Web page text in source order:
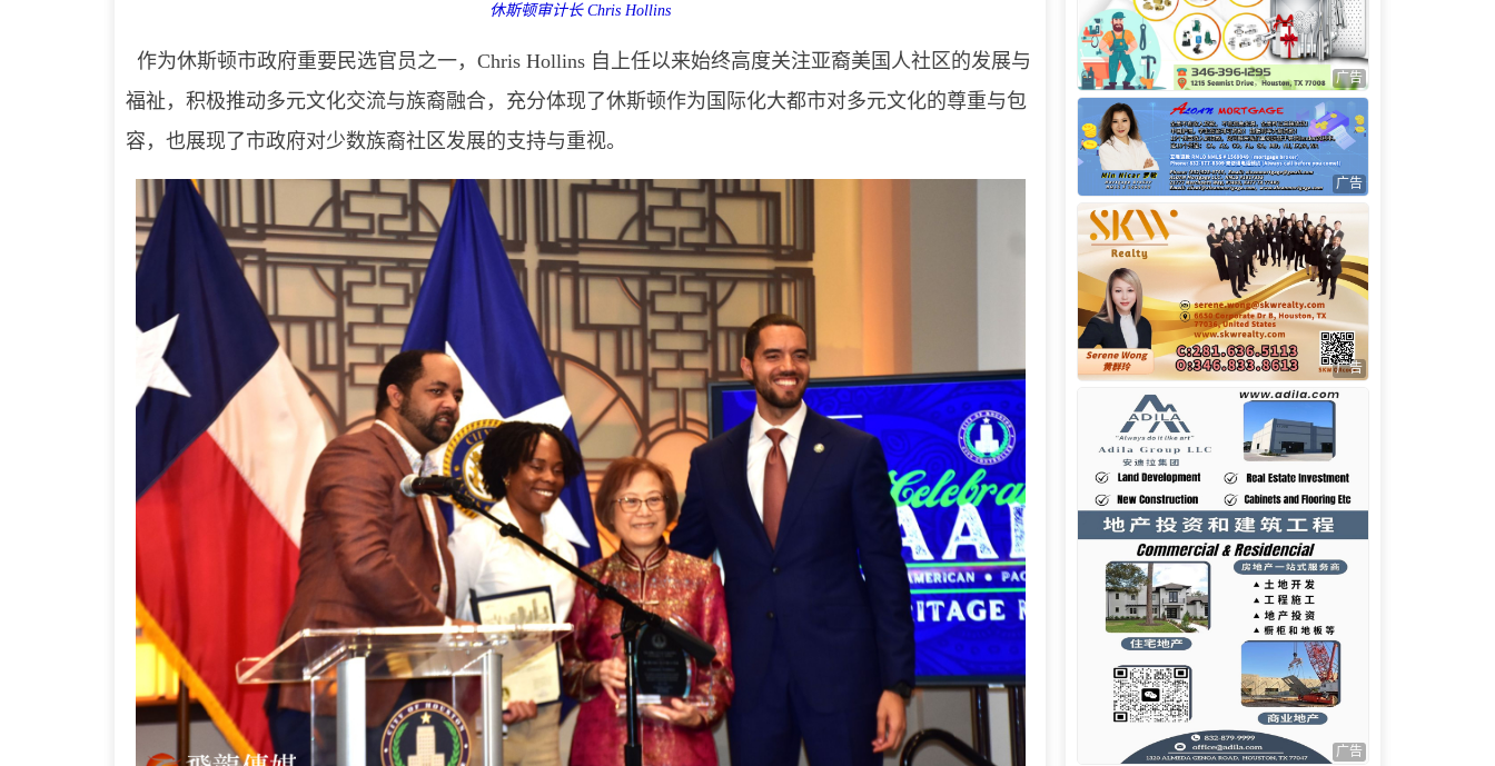
休斯顿审计长 Chris Hollins
作为休斯顿市政府重要民选官员之一，Chris Hollins 自上任以来始终高度关注亚裔美国人社区的发展与
福祉，积极推动多元文化交流与族裔融合，充分体现了休斯顿作为国际化大都市对多元文化的尊重与包
容，也展现了市政府对少数族裔社区发展的支持与重视。
广告
广告
广告
广告